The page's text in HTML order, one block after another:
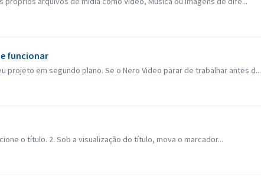
funcionar
em segundo plano. Se o Nero Video parar de trabalhar antes d...
o título. 2. Sob a visualização do título, mova o marcador...